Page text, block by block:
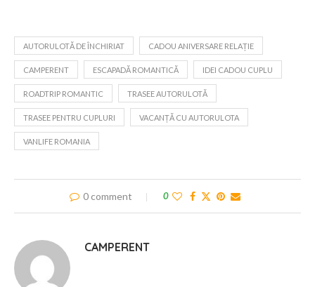
AUTORULOTĂ DE ÎNCHIRIAT CADOU ANIVERSARE RELAȚIE
CAMPERENT ESCAPADĂ ROMANTICĂ IDEI CADOU CUPLU
ROADTRIP ROMANTIC TRASEE AUTORULOTĂ
TRASEE PENTRU CUPLURI VACANȚĂ CU AUTORULOTA
VANLIFE ROMANIA
0 comment 0
CAMPERENT